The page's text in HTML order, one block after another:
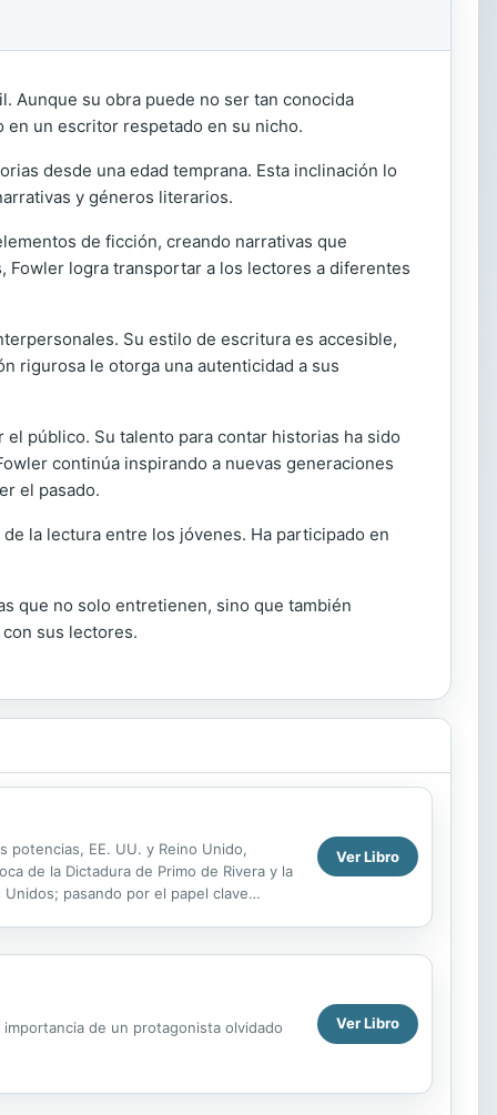
Aunque su obra puede no ser tan conocida
un escritor respetado en su nicho.
desde una edad temprana. Esta inclinación lo
y géneros literarios.
de ficción, creando narrativas que
Fowler logra transportar a los lectores a diferentes
Su estilo de escritura es accesible,
rigurosa le otorga una autenticidad a sus
público. Su talento para contar historias ha sido
continúa inspirando a nuevas generaciones
el pasado.
la lectura entre los jóvenes. Ha participado en
que no solo entretienen, sino que también
sus lectores.
EE. UU. y Reino Unido,
de la Dictadura de Primo de Rivera y la
pasando por el papel clave
Ver Libro
de un protagonista olvidado Ver Libro